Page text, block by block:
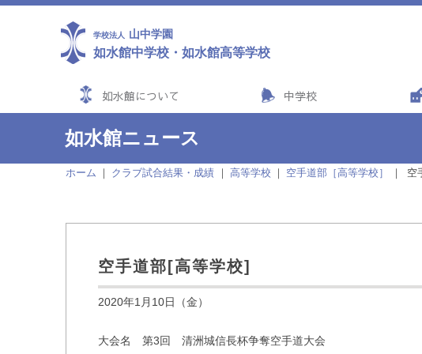
学校法人 山中学園
如水館中学校 ・如水館高等学校
如水館について 中学校
如水館ニュース
ホーム クラブ試合結果・成績 高等学校 空手道部［高等学校］ 空
空手道部[高等学校]
2020年1月10日（金）
大会名 第3回 清洲城信長杯争奪空手道大会